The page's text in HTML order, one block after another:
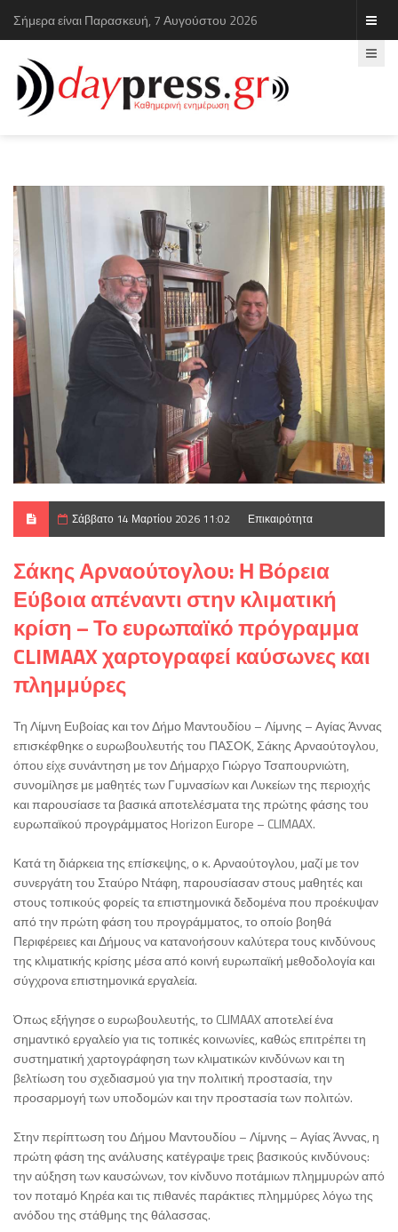
Σήμερα είναι Παρασκευή, 7 Αυγούστου 2026
Σάββατο 14 Μαρτίου 2026 11:02 Επικαιρότητα
Σάκης Αρναούτογλου: Η Βόρεια
Εύβοια απέναντι στην κλιματική
κρίση – Το ευρωπαϊκό πρόγραμμα
CLIMAAX χαρτογραφεί καύσωνες και
πλημμύρες
Τη Λίμνη Ευβοίας και τον Δήμο Μαντουδίου – Λίμνης – Αγίας Άννας
επισκέφθηκε ο ευρωβουλευτής του ΠΑΣΟΚ, Σάκης Αρναούτογλου,
όπου είχε συνάντηση με τον Δήμαρχο Γιώργο Τσαπουρνιώτη,
συνομίλησε με μαθητές των Γυμνασίων και Λυκείων της περιοχής
και παρουσίασε τα βασικά αποτελέσματα της πρώτης φάσης του
ευρωπαϊκού προγράμματος Horizon Europe – CLIMAAX.
Κατά τη διάρκεια της επίσκεψης, ο κ. Αρναούτογλου, μαζί με τον
συνεργάτη του Σταύρο Ντάφη, παρουσίασαν στους μαθητές και
στους τοπικούς φορείς τα επιστημονικά δεδομένα που προέκυψαν
από την πρώτη φάση του προγράμματος, το οποίο βοηθά
Περιφέρειες και Δήμους να κατανοήσουν καλύτερα τους κινδύνους
της κλιματικής κρίσης μέσα από κοινή ευρωπαϊκή μεθοδολογία και
σύγχρονα επιστημονικά εργαλεία.
Όπως εξήγησε ο ευρωβουλευτής, το CLIMAAX αποτελεί ένα
σημαντικό εργαλείο για τις τοπικές κοινωνίες, καθώς επιτρέπει τη
συστηματική χαρτογράφηση των κλιματικών κινδύνων και τη
βελτίωση του σχεδιασμού για την πολιτική προστασία, την
προσαρμογή των υποδομών και την προστασία των πολιτών.
Στην περίπτωση του Δήμου Μαντουδίου – Λίμνης – Αγίας Άννας, η
πρώτη φάση της ανάλυσης κατέγραψε τρεις βασικούς κινδύνους:
την αύξηση των καυσώνων, τον κίνδυνο ποτάμιων πλημμυρών από
τον ποταμό Κηρέα και τις πιθανές παράκτιες πλημμύρες λόγω της
ανόδου της στάθμης της θάλασσας.